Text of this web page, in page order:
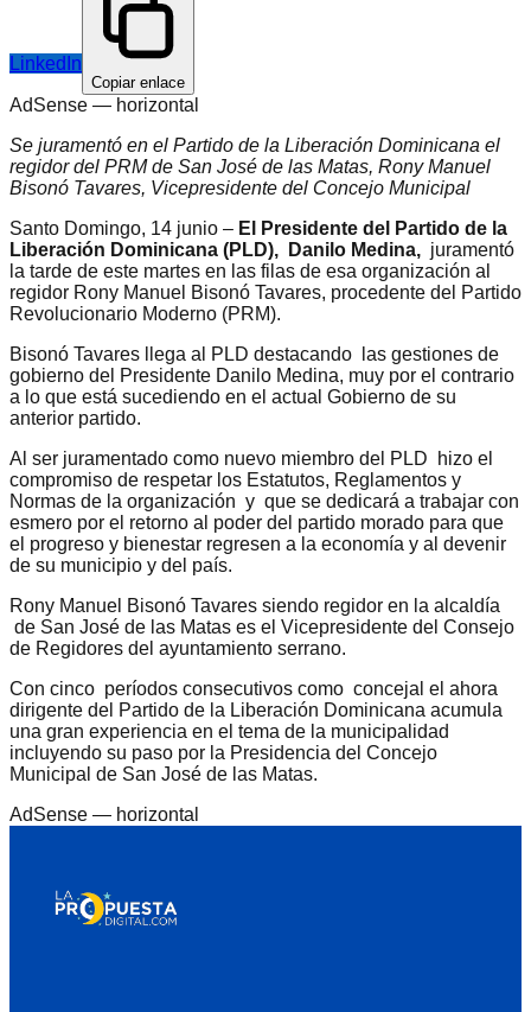
LinkedIn
Copiar enlace
AdSense — horizontal
Se juramentó en el Partido de la Liberación Dominicana el
regidor del PRM de San José de las Matas, Rony Manuel
Bisonó Tavares, Vicepresidente del Concejo Municipal
Santo Domingo, 14 junio – El Presidente del Partido de la
Liberación Dominicana (PLD), Danilo Medina, juramentó
la tarde de este martes en las filas de esa organización al
regidor Rony Manuel Bisonó Tavares, procedente del Partido
Revolucionario Moderno (PRM).
Bisonó Tavares llega al PLD destacando las gestiones de
gobierno del Presidente Danilo Medina, muy por el contrario
a lo que está sucediendo en el actual Gobierno de su
anterior partido.
Al ser juramentado como nuevo miembro del PLD hizo el
compromiso de respetar los Estatutos, Reglamentos y
Normas de la organización y que se dedicará a trabajar con
esmero por el retorno al poder del partido morado para que
el progreso y bienestar regresen a la economía y al devenir
de su municipio y del país.
Rony Manuel Bisonó Tavares siendo regidor en la alcaldía
de San José de las Matas es el Vicepresidente del Consejo
de Regidores del ayuntamiento serrano.
Con cinco períodos consecutivos como concejal el ahora
dirigente del Partido de la Liberación Dominicana acumula
una gran experiencia en el tema de la municipalidad
incluyendo su paso por la Presidencia del Concejo
Municipal de San José de las Matas.
AdSense — horizontal